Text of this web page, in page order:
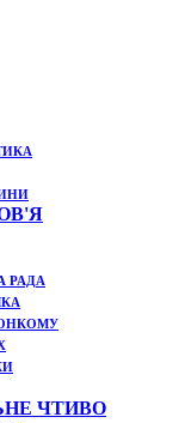
РАДА
ЧТИВО